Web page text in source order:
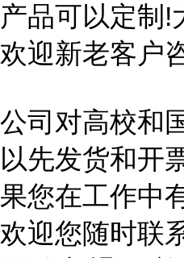
产品可以定制!
欢迎新老客户
公司对高校和
以先发货和开
果您在工作中
欢迎您随时联